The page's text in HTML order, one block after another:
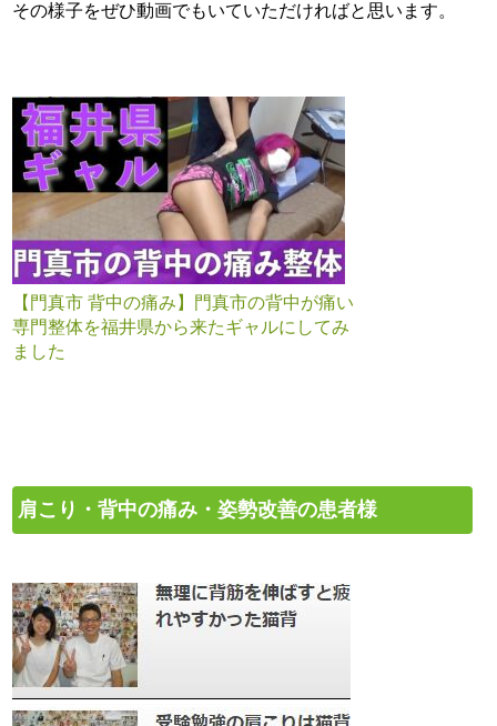
その様子をぜひ動画でもいていただければと思います。
【門真市 背中の痛み】門真市の背中が痛い
専門整体を福井県から来たギャルにしてみ
ました
肩こり・背中の痛み・姿勢改善の患者様